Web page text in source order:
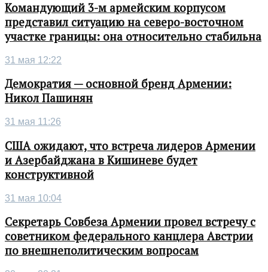
Командующий 3-м армейским корпусом
представил ситуацию на северо-восточном
участке границы: она относительно стабильна
31 мая 12:22
Демократия — основной бренд Армении:
Никол Пашинян
31 мая 11:26
США ожидают, что встреча лидеров Армении
и Азербайджана в Кишиневе будет
конструктивной
31 мая 10:04
Секретарь Совбеза Армении провел встречу с
советником федерального канцлера Австрии
по внешнеполитическим вопросам